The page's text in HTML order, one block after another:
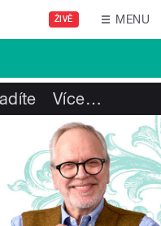
ŽIVĚ MENU
Více…